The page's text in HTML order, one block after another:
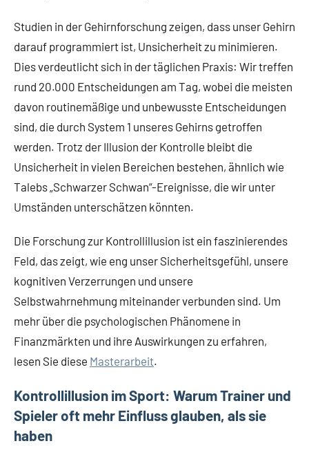
Studien in der Gehirnforschung zeigen, dass unser Gehirn
darauf programmiert ist, Unsicherheit zu minimieren.
Dies verdeutlicht sich in der täglichen Praxis: Wir treffen
rund 20.000 Entscheidungen am Tag, wobei die meisten
davon routinemäßige und unbewusste Entscheidungen
sind, die durch System 1 unseres Gehirns getroffen
werden. Trotz der Illusion der Kontrolle bleibt die
Unsicherheit in vielen Bereichen bestehen, ähnlich wie
Talebs „Schwarzer Schwan“-Ereignisse, die wir unter
Umständen unterschätzen könnten.
Die Forschung zur Kontrollillusion ist ein faszinierendes
Feld, das zeigt, wie eng unser Sicherheitsgefühl, unsere
kognitiven Verzerrungen und unsere
Selbstwahrnehmung miteinander verbunden sind. Um
mehr über die psychologischen Phänomene in
Finanzmärkten und ihre Auswirkungen zu erfahren,
lesen Sie diese Masterarbeit.
Kontrollillusion im Sport: Warum Trainer und
Spieler oft mehr Einfluss glauben, als sie
haben